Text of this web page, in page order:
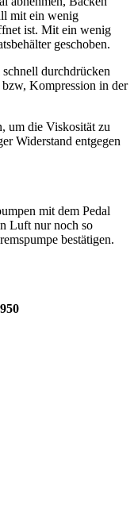
mit ein wenig
ist. Mit ein wenig
geschoben.
durchdrücken
Kompression in der
um die Viskosität zu
Widerstand entgegen
mit dem Pedal
Luft nur noch so
bestätigen.